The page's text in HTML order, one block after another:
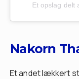
Et opslag delt
Nakorn
Et andet lækkert